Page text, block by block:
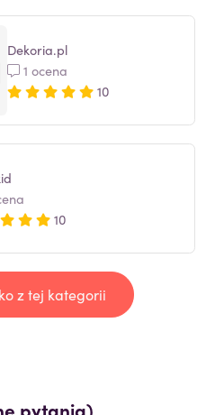
Dekoria.pl
1 ocena
10
10
z tej kategorii